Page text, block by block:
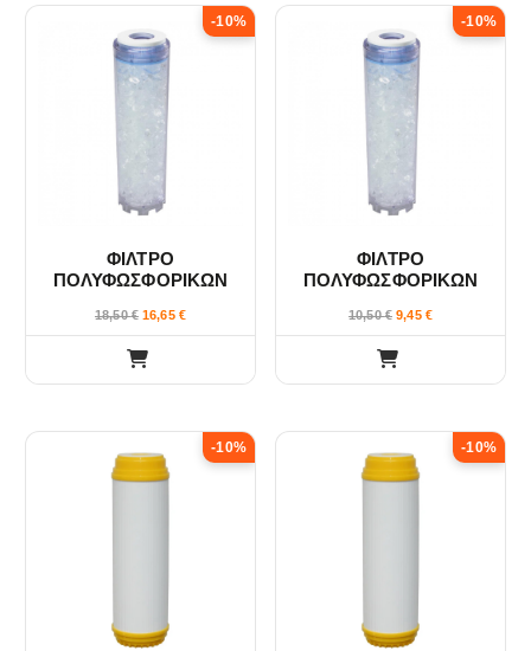
-10%
ΦΙΛΤΡΟ
ΠΟΛΥΦΩΣΦΟΡΙΚΩΝ
VELUDA
18,50€ 16,65 €
-10%
ΦΙΛΤΡΟ
ΠΟΛΥΦΩΣΦΟΡΙΚΩΝ
VELUDA
10,50€ 9,45 €
-10% -10%